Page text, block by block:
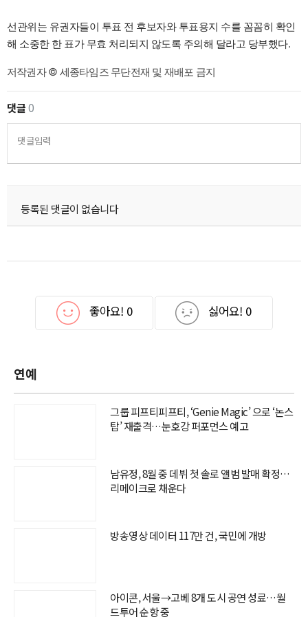
선관위는 유권자들이 투표 전 후보자와 투표용지 수를 꼼꼼히 확인
해 소중한 한 표가 무효 처리되지 않도록 주의해 달라고 당부했다.
저작권자 © 세종타임즈 무단전재 및 재배포 금지
댓글0
댓글입력
등록된 댓글이 없습니다
좋아요! 0 싫어요! 0
연예
그룹 피프티피프티, ‘Genie Magic’ 으로 ‘논스
탑’ 재출격…눈호강 퍼포먼스 예고
남유정, 8월 중 데뷔 첫 솔로 앨범 발매 확정…
리메이크로 채운다
방송영상 데이터 117만 건, 국민에 개방
아이콘, 서울→고베 8개 도시 공연 성료…월
드투어 순항 중